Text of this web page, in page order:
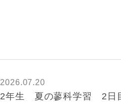
2026.07.20
2年生 夏の蓼科学習 2日